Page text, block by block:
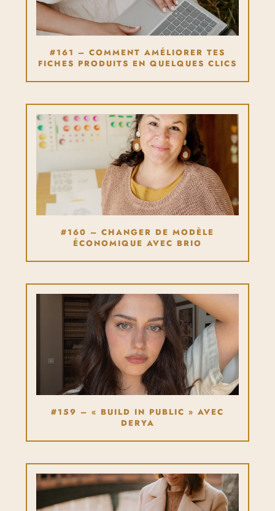
#161 – COMMENT AMÉLIORER TES
FICHES PRODUITS EN QUELQUES CLICS
#160 – CHANGER DE MODÈLE
ÉCONOMIQUE AVEC BRIO
#159 – « BUILD IN PUBLIC » AVEC
DERYA